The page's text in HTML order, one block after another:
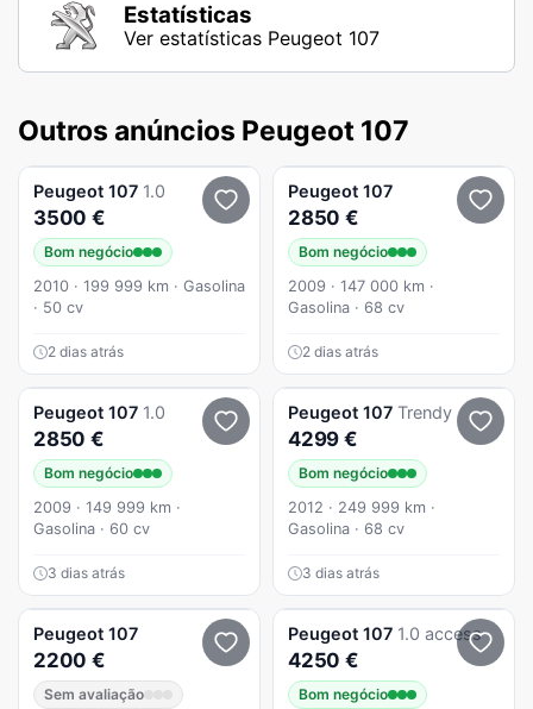
Estatísticas
Ver estatísticas Peugeot 107
Outros anúncios Peugeot 107
Peugeot 107 1.0
3500 €
Bom negócio
2010 · 199 999 km · Gasolina
· 50 cv
2 dias atrás
Peugeot 107
2850 €
Bom negócio
2009 · 147 000 km ·
Gasolina · 68 cv
2 dias atrás
Peugeot 107 1.0
2850 €
Bom negócio
2009 · 149 999 km ·
Gasolina · 60 cv
3 dias atrás
Peugeot 107 Trendy
4299 €
Bom negócio
2012 · 249 999 km ·
Gasolina · 68 cv
3 dias atrás
Peugeot 107
2200 €
Sem avaliação
Peugeot 107 1.0 access
4250 €
Bom negócio